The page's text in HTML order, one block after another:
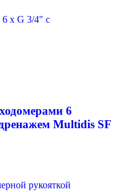
6
Multidis SF